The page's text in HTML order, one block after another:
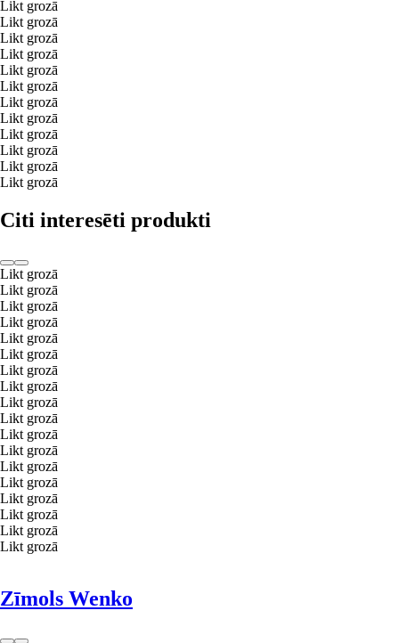
Likt grozā
Likt grozā
Likt grozā
Likt grozā
Likt grozā
Likt grozā
Likt grozā
Likt grozā
Likt grozā
Likt grozā
Likt grozā
Likt grozā
Citi interesēti produkti
Likt grozā
Likt grozā
Likt grozā
Likt grozā
Likt grozā
Likt grozā
Likt grozā
Likt grozā
Likt grozā
Likt grozā
Likt grozā
Likt grozā
Likt grozā
Likt grozā
Likt grozā
Likt grozā
Likt grozā
Likt grozā
Zīmols Wenko